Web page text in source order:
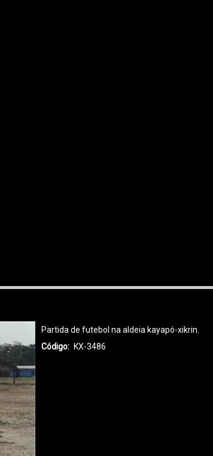
Partida de futebol na aldeia kayapó-xikrin.
Código
KX-3486